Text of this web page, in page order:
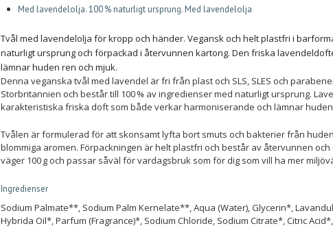
Med lavendelolja. 100 % naturligt ursprung. Med lavendelolja
Tvål med lavendelolja för kropp och händer. Vegansk och helt plastfri i
naturligt ursprung och förpackad i återvunnen kartong. Den friska
lämnar huden ren och mjuk.
Denna veganska tvål med lavendel är fri från plast och SLS, SLES och
Storbritannien och består till 100 % av ingredienser med naturligt ursprung.
karakteristiska friska doft som både verkar harmoniserande och lämnar
Tvålen är formulerad för att skonsamt lyfta bort smuts och bakterier från
blommiga aromen. Förpackningen är helt plastfri och består av återvunnen
väger 100 g och passar såväl för vardagsbruk som för dig som vill ha mer
Ingredienser
Sodium Palmate**, Sodium Palm Kernelate**, Aqua (Water), Glycerin*,
Hybrida Oil*, Parfum (Fragrance)*, Sodium Chloride, Sodium Citrate*, Citric